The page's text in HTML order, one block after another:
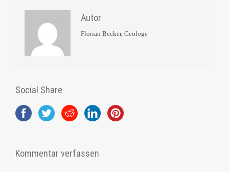
Autor
Florian Becker, Geologe
Social Share
Kommentar verfassen